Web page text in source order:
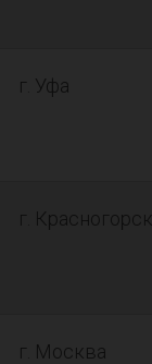
г. Уфа
г. Красногорск
г. Москва